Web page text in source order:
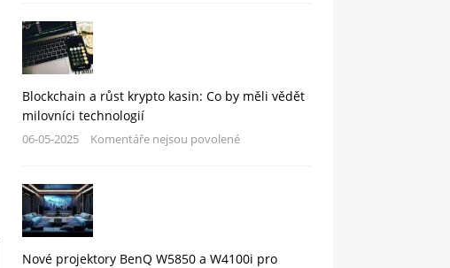
Blockchain a růst krypto kasin: Co by měli vědět
milovníci technologií
06-05-2025 Komentáře nejsou povolené
Nové projektory BenQ W5850 a W4100i pro